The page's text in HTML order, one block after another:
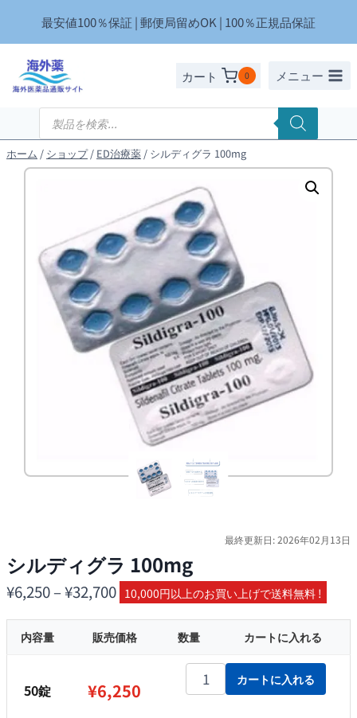
を
最安値100％保証 | 郵便局留めOK | 100％正規品保証
カート 0 メニュー
商
検
索
ホーム / ショップ / ED治療薬 / シルディグラ 100mg
最終更新日: 2026年02月13日
シルディグラ 100mg
¥6,250–¥32,700価
格
帯:
–
10,000円以上のお買い上げで送料無料 !
内容量 販売価格 数量 カートに入れる
50錠 ¥6,250
シルディグラ 100mg個
カートに入れる